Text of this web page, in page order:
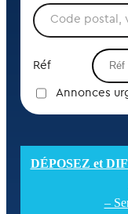
Réf
Annonces
DÉPOSEZ et
–